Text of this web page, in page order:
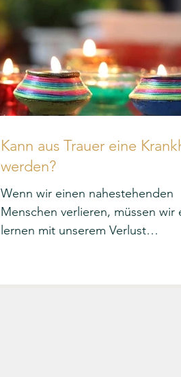
Kann aus Trauer eine
werden?
Wenn wir einen nahestehenden
Menschen verlieren, müssen wir
lernen mit unserem Verlust